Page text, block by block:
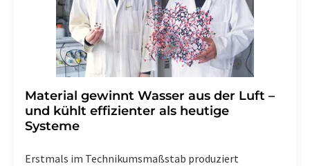
Material gewinnt Wasser aus der Luft –
und kühlt effizienter als heutige
Systeme
Erstmals im Technikumsmaßstab produziert